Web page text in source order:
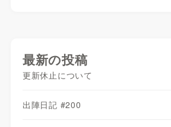
最新の投稿
更新休止について
出陣日記 #200